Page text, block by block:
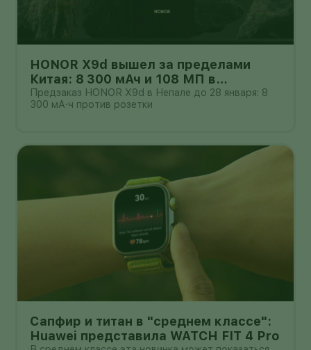
HONOR X9d вышел за пределами
Китая: 8 300 мАч и 108 МП в
бюджетном классе
Предзаказ HONOR X9d в Непале до 28 января: 8
300 мА·ч против розетки
Сапфир и титан в "среднем классе":
Huawei представила WATCH FIT 4 Pro